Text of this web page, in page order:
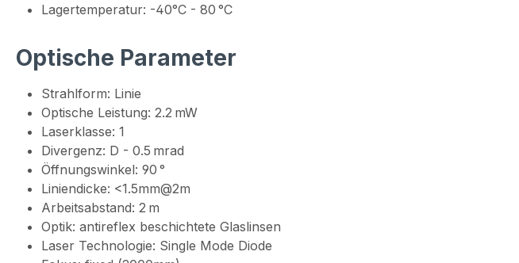
Lagertemperatur: -40°C - 80 °C
Optische Parameter
Strahlform: Linie
Optische Leistung: 2.2 mW
Laserklasse: 1
Divergenz: D - 0.5 mrad
Öffnungswinkel: 90 °
Liniendicke: <1.5mm@2m
Arbeitsabstand: 2 m
Optik: antireflex beschichtete Glaslinsen
Laser Technologie: Single Mode Diode